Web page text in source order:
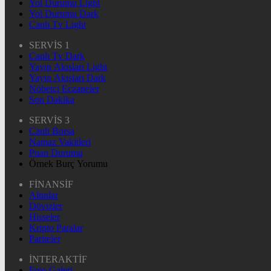
Yol Durumu Light
Yol Durumu Dark
Canlı Tv Light
SERVİS 1
Canlı Tv Dark
Yayın Akışları Light
Yayın Akışları Dark
Nöbetçi Eczaneler
Son Dakika
SERVİS 3
Canlı Borsa
Namaz Vakitleri
Puan Durumu
Örnek Burç Yorumu
FİNANSİF
Altınlar
Dövizler
Hisseler
Kripto Paralar
Pariteler
İNTERAKTİF